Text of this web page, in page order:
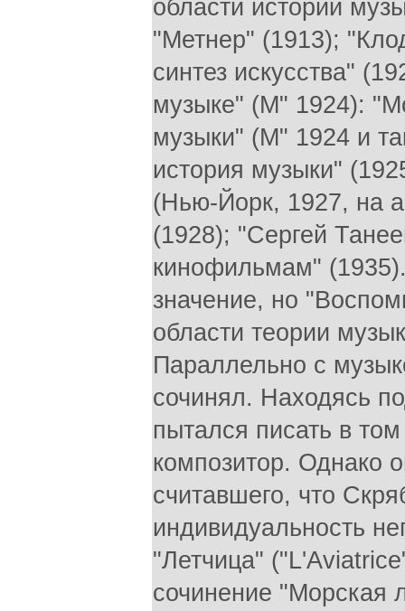
области истории
"Метнер" (1913);
синтез искусства"
музыке" (М" 1924):
музыки" (М" 1924 и
история музыки"
(Нью-Йорк, 1927, на
(1928); "Сергей
кинофильмам"
значение, но
области теории
Параллельно с
сочинял. Находясь
пытался писать в
композитор. Однако
считавшего, что
индивидуальность
"Летчица"
сочинение "Морская